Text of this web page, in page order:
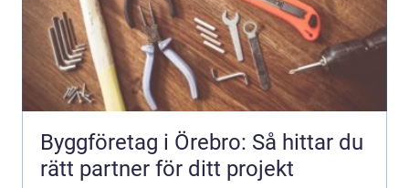
Byggföretag i Örebro: Så hittar du
rätt partner för ditt projekt